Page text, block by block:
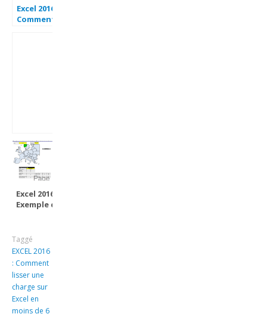
Excel 2016 :
Comment créer
Excel 2016 :
Exemple de
carte de France
et Europe sur
Excel 2016.
Taggé
EXCEL 2016
: Comment
lisser une
charge sur
Excel en
moins de 6